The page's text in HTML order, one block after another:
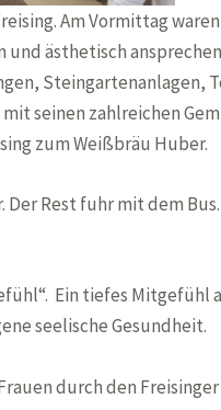
Am Vormittag
und ästhetisch
Steingartenanlagen,
seinen zahlreichen
zum Weißbräu Huber.
Rest fuhr mit dem
Ein tiefes Mitgefühl
seelische Gesundheit.
durch den Freisinger